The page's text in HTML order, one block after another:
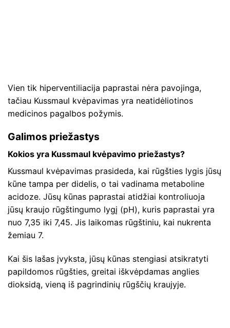
Vien tik hiperventiliacija paprastai nėra pavojinga,
tačiau Kussmaul kvėpavimas yra neatidėliotinos
medicinos pagalbos požymis.
Galimos priežastys
Kokios yra Kussmaul kvėpavimo priežastys?
Kussmaul kvėpavimas prasideda, kai rūgšties lygis jūsų
kūne tampa per didelis, o tai vadinama metaboline
acidoze. Jūsų kūnas paprastai atidžiai kontroliuoja
jūsų kraujo rūgštingumo lygį (pH), kuris paprastai yra
nuo 7,35 iki 7,45. Jis laikomas rūgštiniu, kai nukrenta
žemiau 7.
Kai šis lašas įvyksta, jūsų kūnas stengiasi atsikratyti
papildomos rūgšties, greitai iškvėpdamas anglies
dioksidą, vieną iš pagrindinių rūgščių kraujyje.